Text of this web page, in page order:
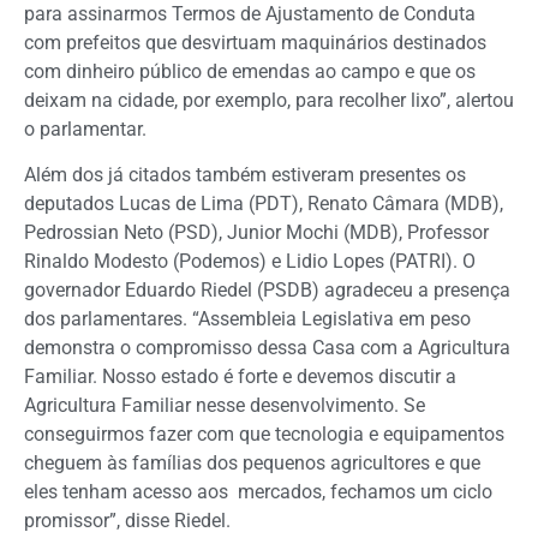
para assinarmos Termos de Ajustamento de Conduta
com prefeitos que desvirtuam maquinários destinados
com dinheiro público de emendas ao campo e que os
deixam na cidade, por exemplo, para recolher lixo”, alertou
o parlamentar.
Além dos já citados também estiveram presentes os
deputados Lucas de Lima (PDT), Renato Câmara (MDB),
Pedrossian Neto (PSD), Junior Mochi (MDB), Professor
Rinaldo Modesto (Podemos) e Lidio Lopes (PATRI). O
governador Eduardo Riedel (PSDB) agradeceu a presença
dos parlamentares. “Assembleia Legislativa em peso
demonstra o compromisso dessa Casa com a Agricultura
Familiar. Nosso estado é forte e devemos discutir a
Agricultura Familiar nesse desenvolvimento. Se
conseguirmos fazer com que tecnologia e equipamentos
cheguem às famílias dos pequenos agricultores e que
eles tenham acesso aos mercados, fechamos um ciclo
promissor”, disse Riedel.